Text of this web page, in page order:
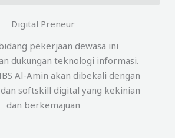
Digital Preneur
pekerjaan dewasa ini
dukungan teknologi informasi.
Al-Amin akan dibekali dengan
softskill digital yang kekinian
dan berkemajuan